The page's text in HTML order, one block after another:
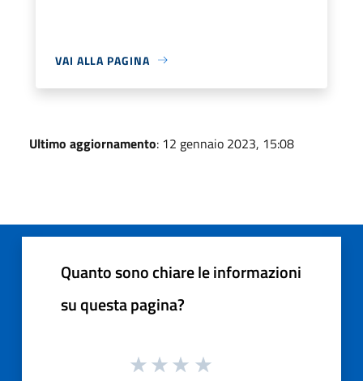
VAI ALLA PAGINA
Ultimo aggiornamento: 12 gennaio 2023, 15:08
Quanto sono chiare le informazioni
su questa pagina?